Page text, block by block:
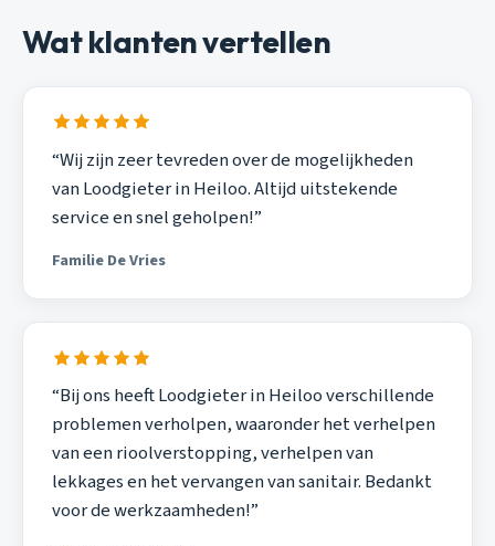
Wat klanten vertellen
“Wij zijn zeer tevreden over de mogelijkheden
van Loodgieter in Heiloo. Altijd uitstekende
service en snel geholpen!”
Familie De Vries
“Bij ons heeft Loodgieter in Heiloo verschillende
problemen verholpen, waaronder het verhelpen
van een rioolverstopping, verhelpen van
lekkages en het vervangen van sanitair. Bedankt
voor de werkzaamheden!”